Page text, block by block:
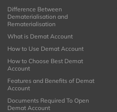
Difference Between
Dematerialisation and
Rematerialisation
What is Demat Account
How to Use Demat Account
How to Choose Best Demat
Account
Features and Benefits of Demat
Account
Documents Required To Open
Demat Account